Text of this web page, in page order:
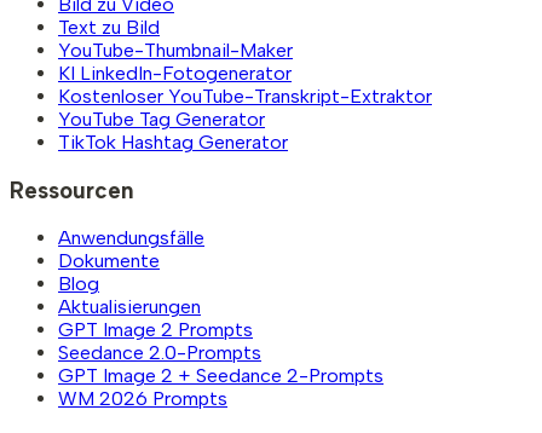
Text zu Bild
YouTube-Thumbnail-Maker
KI LinkedIn-Fotogenerator
Kostenloser YouTube-Transkript-Extraktor
YouTube Tag Generator
TikTok Hashtag Generator
Ressourcen
Anwendungsfälle
Dokumente
Blog
Aktualisierungen
GPT Image 2 Prompts
Seedance 2.0-Prompts
GPT Image 2 + Seedance 2-Prompts
WM 2026 Prompts